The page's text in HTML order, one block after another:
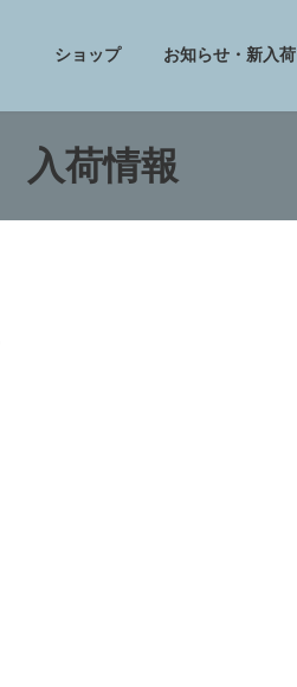
ショップ お知らせ・新入荷
入荷情報